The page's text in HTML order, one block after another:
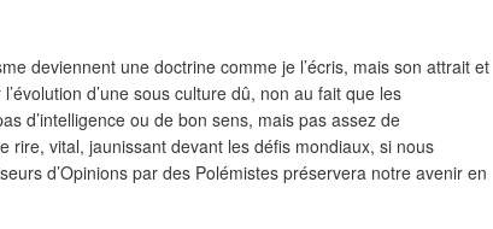
deviennent une doctrine comme je l’écris, mais son attrait et
d’une sous culture dû, non au fait que les
d’intelligence ou de bon sens, mais pas assez de
rire, vital, jaunissant devant les défis mondiaux, si nous
d’Opinions par des Polémistes préservera notre avenir en